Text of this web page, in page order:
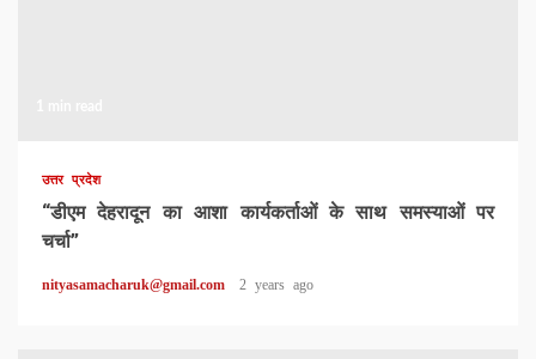
उत्तर प्रदेश
“डीएम देहरादून का आशा कार्यकर्ताओं के साथ समस्याओं पर
चर्चा”
nityasamacharuk@gmail.com 2 years ago